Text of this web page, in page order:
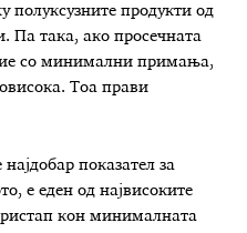
полуксузните продукти од
Па така, ако просечната
со минимални примања,
Тоа прави
показател за
е еден од највисоките
кон минималната